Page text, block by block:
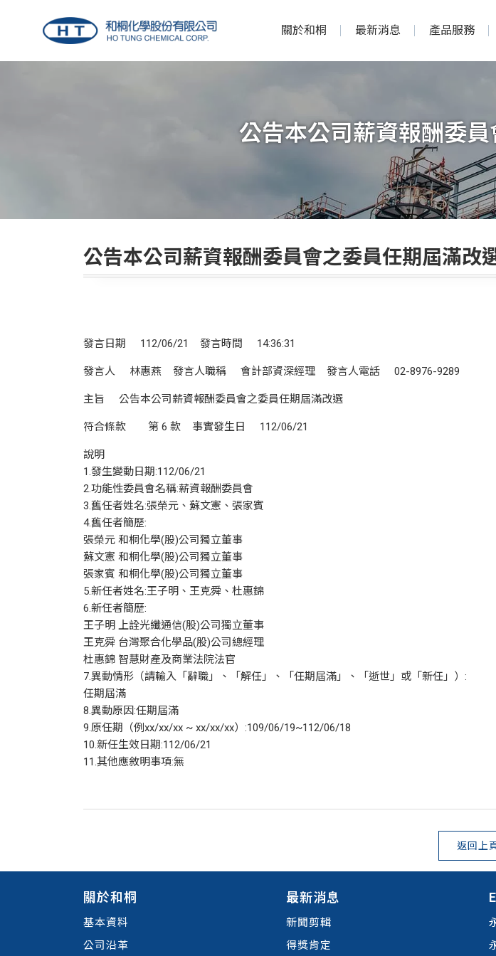
關於和桐 最新消息 產品服務
公告本公司薪資報酬委
公告本公司薪資報酬委員會之委員任期屆滿改
發言日期 112/06/21 發言時間 14:36:31
發言人 林惠燕 發言人職稱 會計部資深經理 發言人電話 02-8976-9289
主旨 公告本公司薪資報酬委員會之委員任期屆滿改選
符合條款 第 6 款 事實發生日 112/06/21
說明
1.發生變動日期:112/06/21
2.功能性委員會名稱:薪資報酬委員會
3.舊任者姓名:張榮元、蘇文憲、張家賓
4.舊任者簡歷:
張榮元 和桐化學(股)公司獨立董事
蘇文憲 和桐化學(股)公司獨立董事
張家賓 和桐化學(股)公司獨立董事
5.新任者姓名:王子明、王克舜、杜惠錦
6.新任者簡歷:
王子明 上詮光纖通信(股)公司獨立董事
王克舜 台灣聚合化學品(股)公司總經理
杜惠錦 智慧財產及商業法院法官
7.異動情形（請輸入「辭職」、「解任」、「任期屆滿」、「逝世」或「新任」）:
任期屆滿
8.異動原因:任期屆滿
9.原任期（例xx/xx/xx ~ xx/xx/xx）:109/06/19~112/06/18
10.新任生效日期:112/06/21
11.其他應敘明事項:無
返回上
關於和桐
基本資料
公司沿革
最新消息
新聞剪輯
得獎肯定